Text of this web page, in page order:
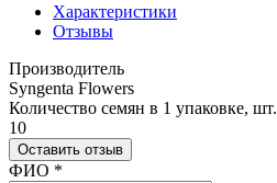
Характеристики
Отзывы
Производитель
Syngenta Flowers
Количество семян в 1 упаковке, шт.
10
Оставить отзыв
Ваш отзыв был отправлен!
ФИО *